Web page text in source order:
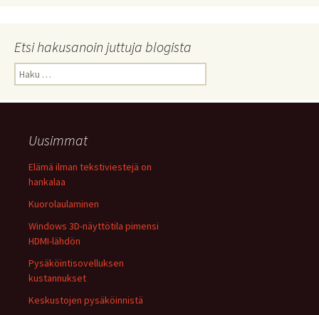
Etsi hakusanoin juttuja blogista
Haku:
Uusimmat
Elämä ilman tekstiviestejä on
hankalaa
Kuorolaulaminen
Windows 3D-näyttötila pimensi
HDMI-lähdön
Pysäköintisovelluksen
kustannukset
Keskustojen pysäköinnistä